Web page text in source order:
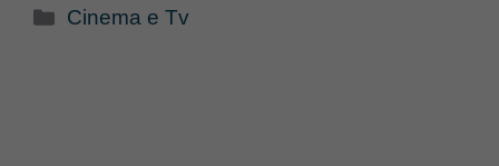
Categorie
Cinema e Tv